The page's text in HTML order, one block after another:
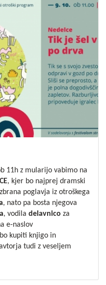
11h z mularijo vabimo na
, kjer bo najprej dramski
poglavja iz otroškega
, nato pa bosta njegova
, vodila delavnico za
e-naslov
kupiti knjigo in
tudi z veseljem